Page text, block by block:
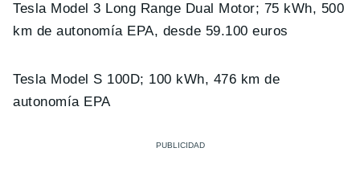
Tesla Model 3 Long Range Dual Motor; 75 kWh, 500
km de autonomía EPA, desde 59.100 euros
Tesla Model S 100D; 100 kWh, 476 km de
autonomía EPA